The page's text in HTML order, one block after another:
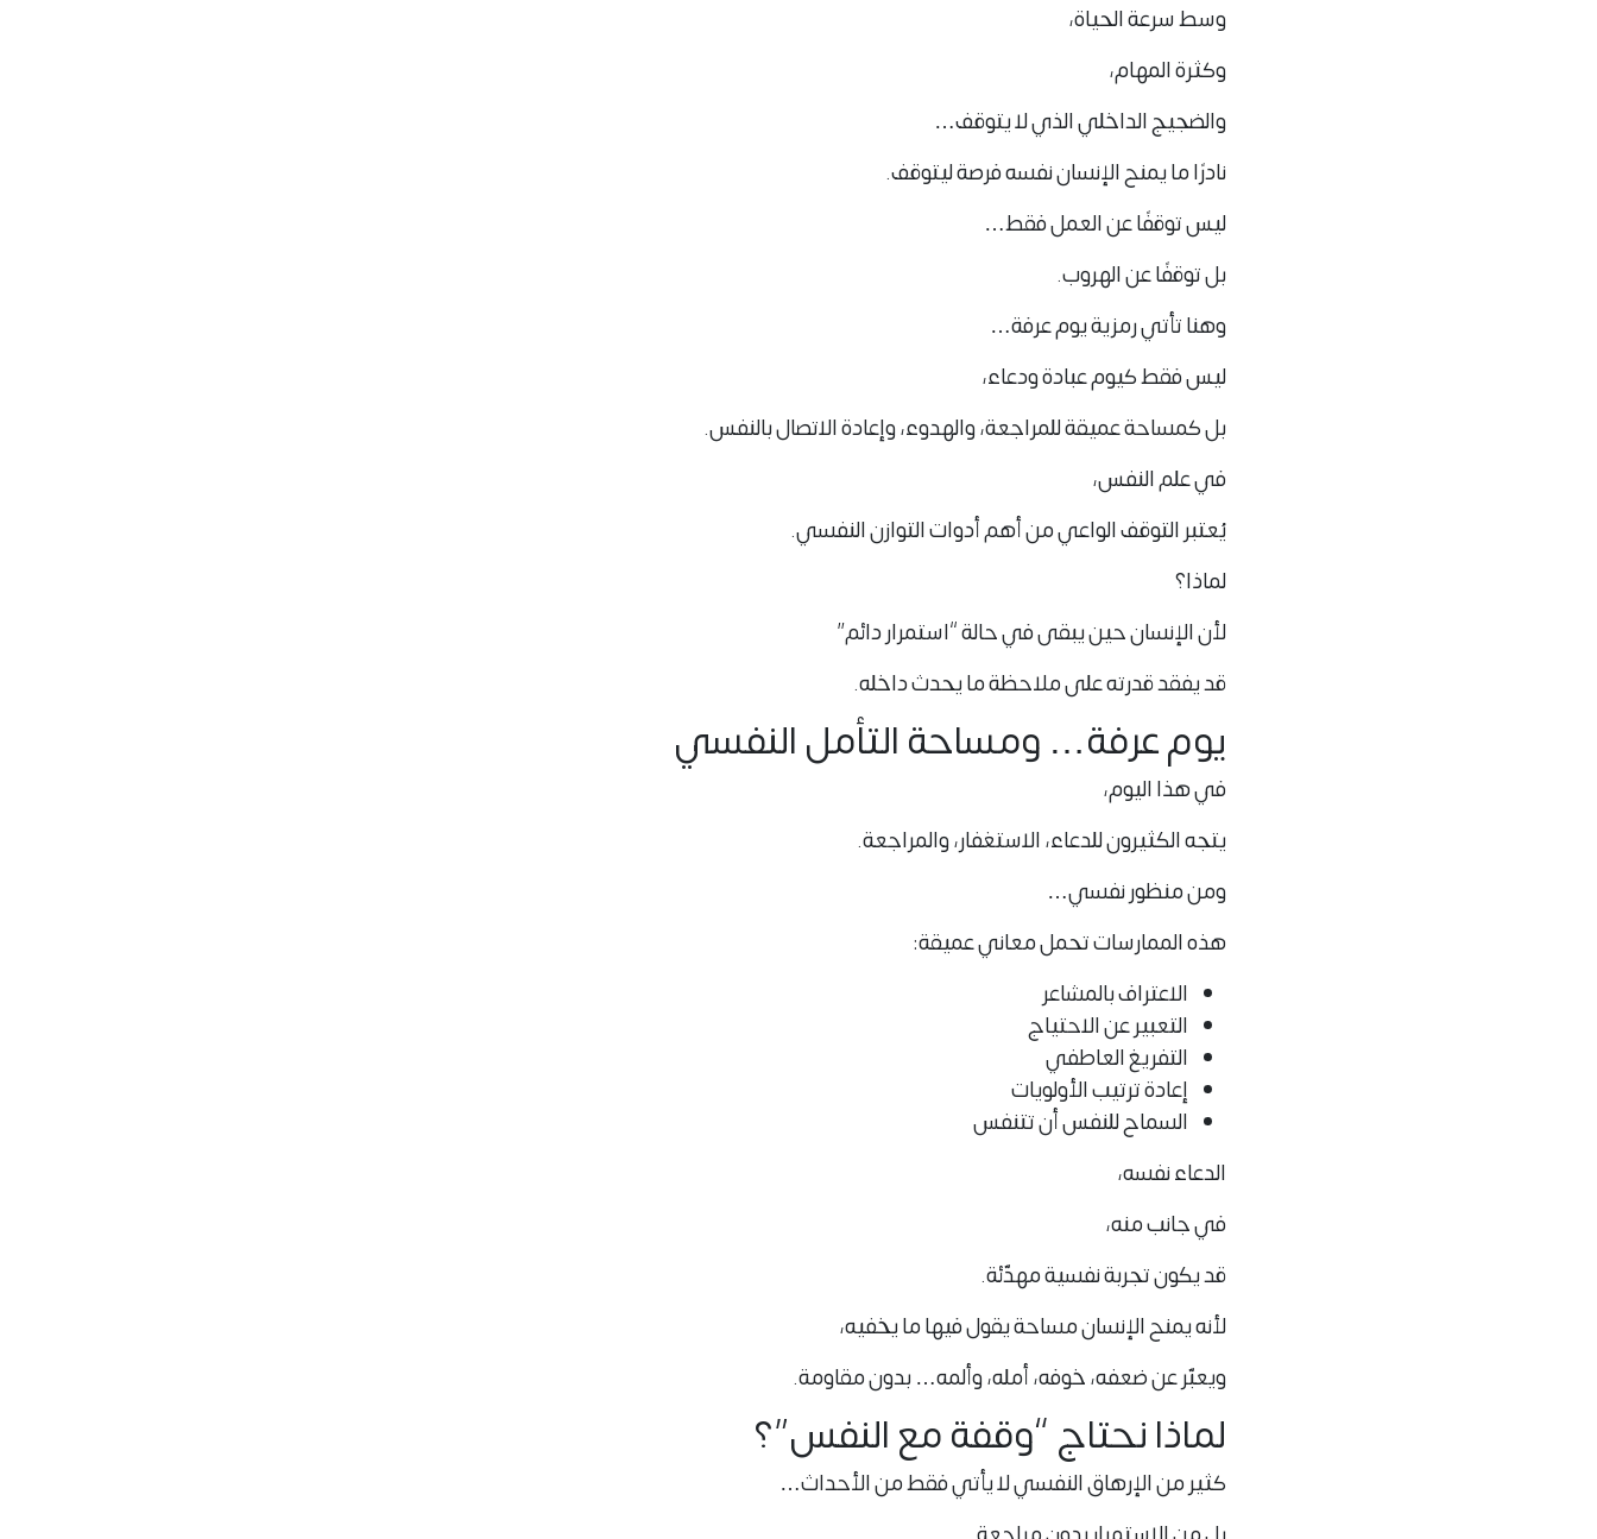
وسط سرعة الحياة،
وكثرة المهام،
والضجيج الداخلي الذي لا يتوقف…
نادرًا ما يمنح الإنسان نفسه فرصةليتوقف.
ليس توقفًا عن العمل فقط…
بل توقفًا عن الهروب.
وهنا تأتي رمزية يوم عرفة…
ليس فقط كيوم عبادة ودعاء،
بل كمساحة عميقة للمراجعة، والهدوء، وإعادة الاتصال بالنفس.
في علم النفس،
يُعتبر التوقف الواعيمن أهم أدوات التوازن النفسي.
لماذا؟
لأن الإنسان حين يبقى في حالة “استمرار دائم”
قد يفقد قدرته على ملاحظة ما يحدث داخله.
يوم عرفة… ومساحة التأمل النفسي
في هذا اليوم،
يتجه الكثيرون للدعاء، الاستغفار، والمراجعة.
ومن منظور نفسي…
هذه الممارسات تحمل معاني عميقة:
الاعتراف بالمشاعر
التعبير عن الاحتياج
التفريغ العاطفي
إعادة ترتيب الأولويات
السماح للنفس أن تتنفس
الدعاء نفسه،
في جانب منه،
قد يكون تجربة نفسية مهدّئة.
لأنه يمنح الإنسان مساحة يقول فيها ما يخفيه،
ويعبّر عن ضعفه، خوفه، أمله، وألمه… بدون مقاومة.
لماذا نحتاج “وقفة مع النفس”؟
كثير من الإرهاق النفسي لا يأتي فقط من الأحداث…